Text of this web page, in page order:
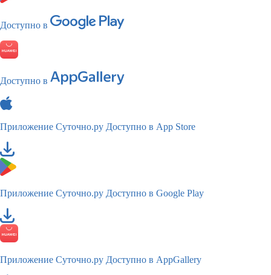
Доступно в
Доступно в
Приложение Суточно.ру Доступно в App Store
Приложение Суточно.ру Доступно в Google Play
Приложение Суточно.ру Доступно в AppGallery